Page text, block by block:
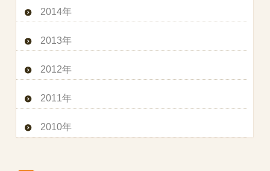
2014年
2013年
2012年
2011年
2010年